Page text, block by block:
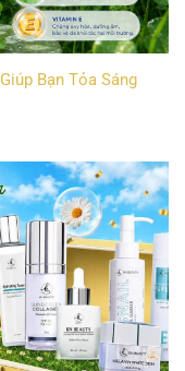
Bạn Tỏa Sáng